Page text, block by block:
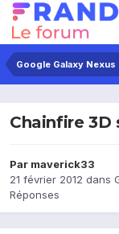
Google Galaxy
Chainfire 3D
Par maverick33
21 février 2012 dans
Réponses